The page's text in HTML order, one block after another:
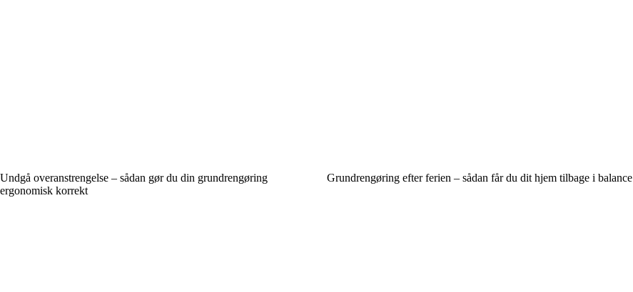
Undgå overanstrengelse – sådan gør du din grundrengøring
ergonomisk korrekt
Grundrengøring efter ferien – sådan får du dit hjem tilbage i balance